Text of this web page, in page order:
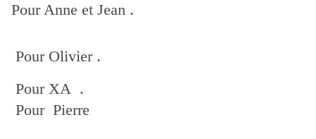
Pour Anne et Jean .
Pour Olivier .
Pour XA .
Pour Pierre